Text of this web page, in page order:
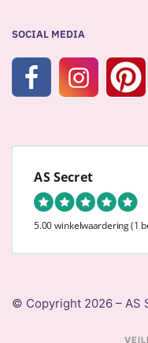
SOCIAL MEDIA
AS Secret
5.00 winkelwaardering(1
© Copyright 2026 – AS